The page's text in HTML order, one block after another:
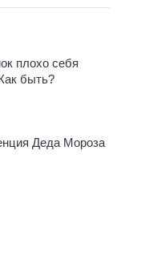
плохо себя
быть?
Деда Мороза